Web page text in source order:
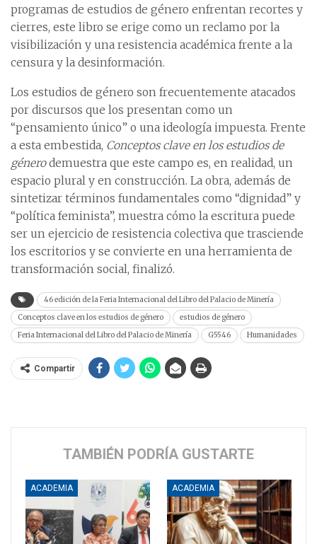
programas de estudios de género enfrentan recortes y
cierres, este libro se erige como un reclamo por la
visibilización y una resistencia académica frente a la
censura y la desinformación.
Los estudios de género son frecuentemente atacados
por discursos que los presentan como un
“pensamiento único” o una ideología impuesta. Frente
a esta embestida, Conceptos clave en los estudios de
génerodemuestra que este campo es, en realidad, un
espacio plural y en construcción. La obra, además de
sintetizar términos fundamentales como “dignidad” y
“política feminista”, muestra cómo la escritura puede
ser un ejercicio de resistencia colectiva que trasciende
los escritorios y se convierte en una herramienta de
transformación social, finalizó.
46 edición de la Feria Internacional del Libro del Palacio de Minería
Conceptos clave en los estudios de género
estudios de género
Feria Internacional del Libro del Palacio de Minería
G5546 Humanidades
Compartir
TAMBIÉN PODRÍA GUSTARTE
ACADEMIA ACADEMIA